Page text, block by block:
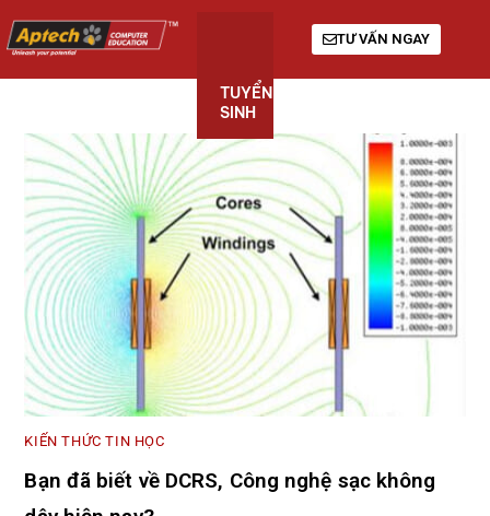
TUYỂN
SINH
TƯ VẤN NGAY
KIẾN THỨC TIN HỌC
Bạn đã biết về DCRS, Công nghệ sạc không